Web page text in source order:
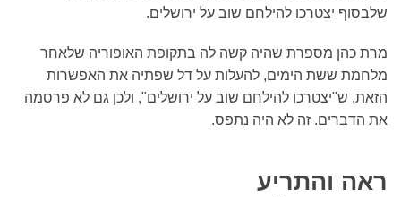
שלבסוף יצטרכו להילחם שוב על ירושלים.
מרת כהן מספרת שהיה קשה לה בתקופת האופוריה שלאחר
מלחמת ששת הימים, להעלות על דל שפתיה את האפשרות
הזאת, ש"יצטרכו להילחם שוב על ירושלים", ולכן גם לא פרסמה
את הדברים. זה לא היה נתפס.
ראה והתריע